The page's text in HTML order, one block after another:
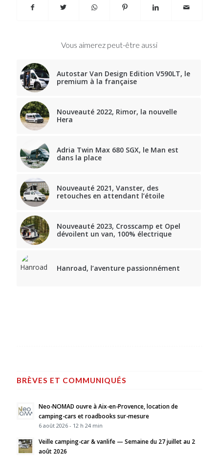
Vous aimerez peut-être aussi
Autostar Van Design Edition V590LT, le
premium à la française
Nouveauté 2022, Rimor, la nouvelle
Hera
Adria Twin Max 680 SGX, le Man est
dans la place
Nouveauté 2021, Vanster, des
retouches en attendant l’étoile
Nouveauté 2023, Crosscamp et Opel
dévoilent un van, 100% électrique
Hanroad, l’aventure passionnément
BRÈVES ET COMMUNIQUÉS
Neo-NOMAD ouvre à Aix-en-Provence, location de
camping-cars et roadbooks sur-mesure
6 août 2026 - 12 h 24 min
Veille camping-car & vanlife — Semaine du 27 juillet au 2
août 2026